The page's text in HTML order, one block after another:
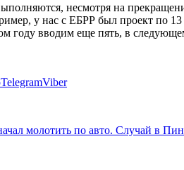
несмотря на
у нас с ЕБРР был проект по
году вводим еще пять, в
TelegramViber
молотить по авто. Случай в